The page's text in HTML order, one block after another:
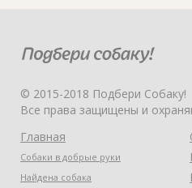
© 2015-2018 Подбери Собаку!
Все права защищены и
Главная
Собаки в добрые руки
Найдена собака